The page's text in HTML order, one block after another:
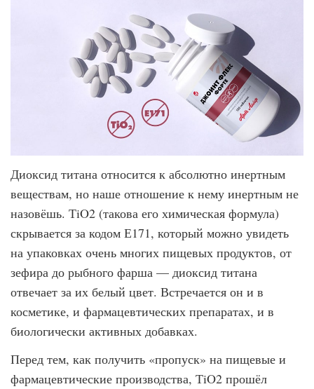
Диоксид титана относится к абсолютно инертным
веществам, но наше отношение к нему инертным не
назовёшь. ТiO2 (такова его химическая формула)
скрывается за кодом Е171, который можно увидеть
на упаковках очень многих пищевых продуктов, от
зефира до рыбного фарша — диоксид титана
отвечает за их белый цвет. Встречается он и в
косметике, и фармацевтических препаратах, и в
биологически активных добавках.
Перед тем, как получить «пропуск» на пищевые и
фармацевтические производства, ТiO2 прошёл